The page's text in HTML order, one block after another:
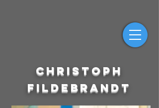
Christoph
Fildebrandt